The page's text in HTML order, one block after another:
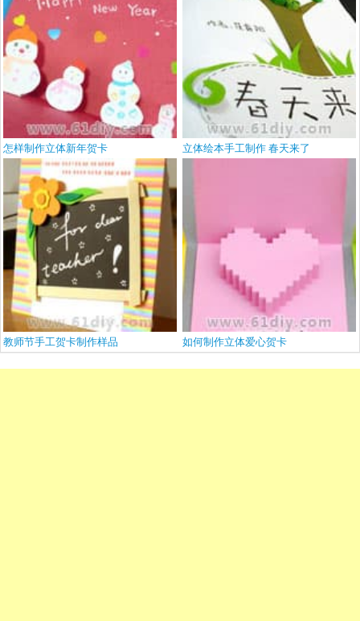
怎样制作立体新年贺卡 立体绘本手工制作 春天来了
教师节手工贺卡制作样品 如何制作立体爱心贺卡